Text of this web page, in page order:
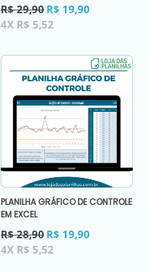
Preço
normal
R$ 29,90 R$ 19,90
4X R$ 5,52
PLANILHA GRÁFICO DE CONTROLE
EM EXCEL
Preço
normal
R$ 28,90 R$ 19,90
4X R$ 5,52